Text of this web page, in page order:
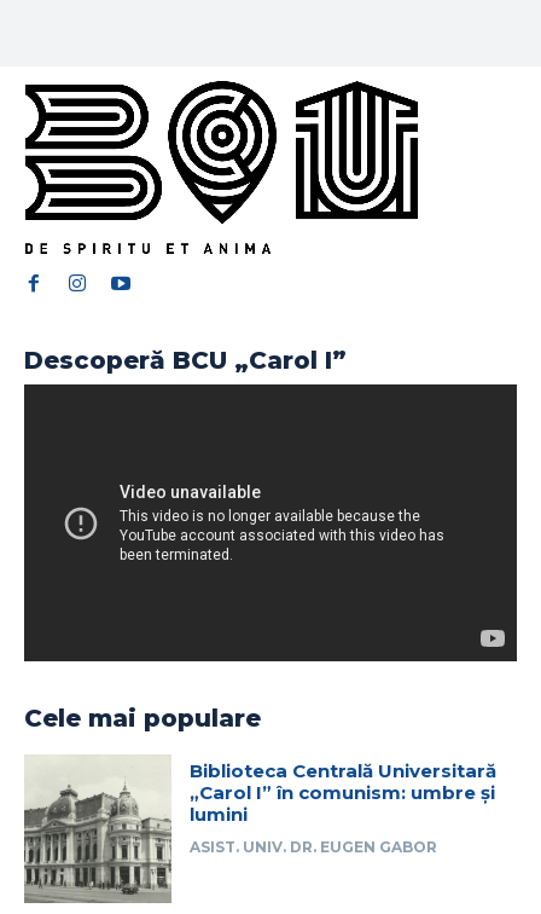
Descoperă BCU „Carol I”
Cele mai populare
Biblioteca Centrală Universitară
„Carol I” în comunism: umbre și
lumini
ASIST. UNIV. DR. EUGEN GABOR